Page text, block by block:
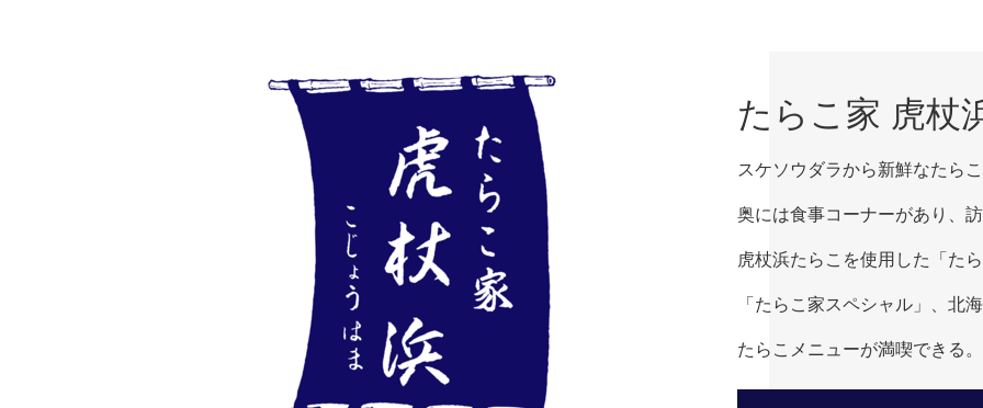
たらこ家 虎杖
スケソウダラから新鮮なたら
奥には食事コーナーがあり、
虎杖浜たらこを使用した「た
「たらこ家スペシャル」、北
たらこメニューが満喫できる。